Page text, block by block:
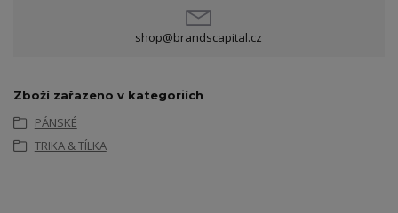
shop@brandscapital.cz
Zboží zařazeno v kategoriích
PÁNSKÉ
TRIKA & TÍLKA